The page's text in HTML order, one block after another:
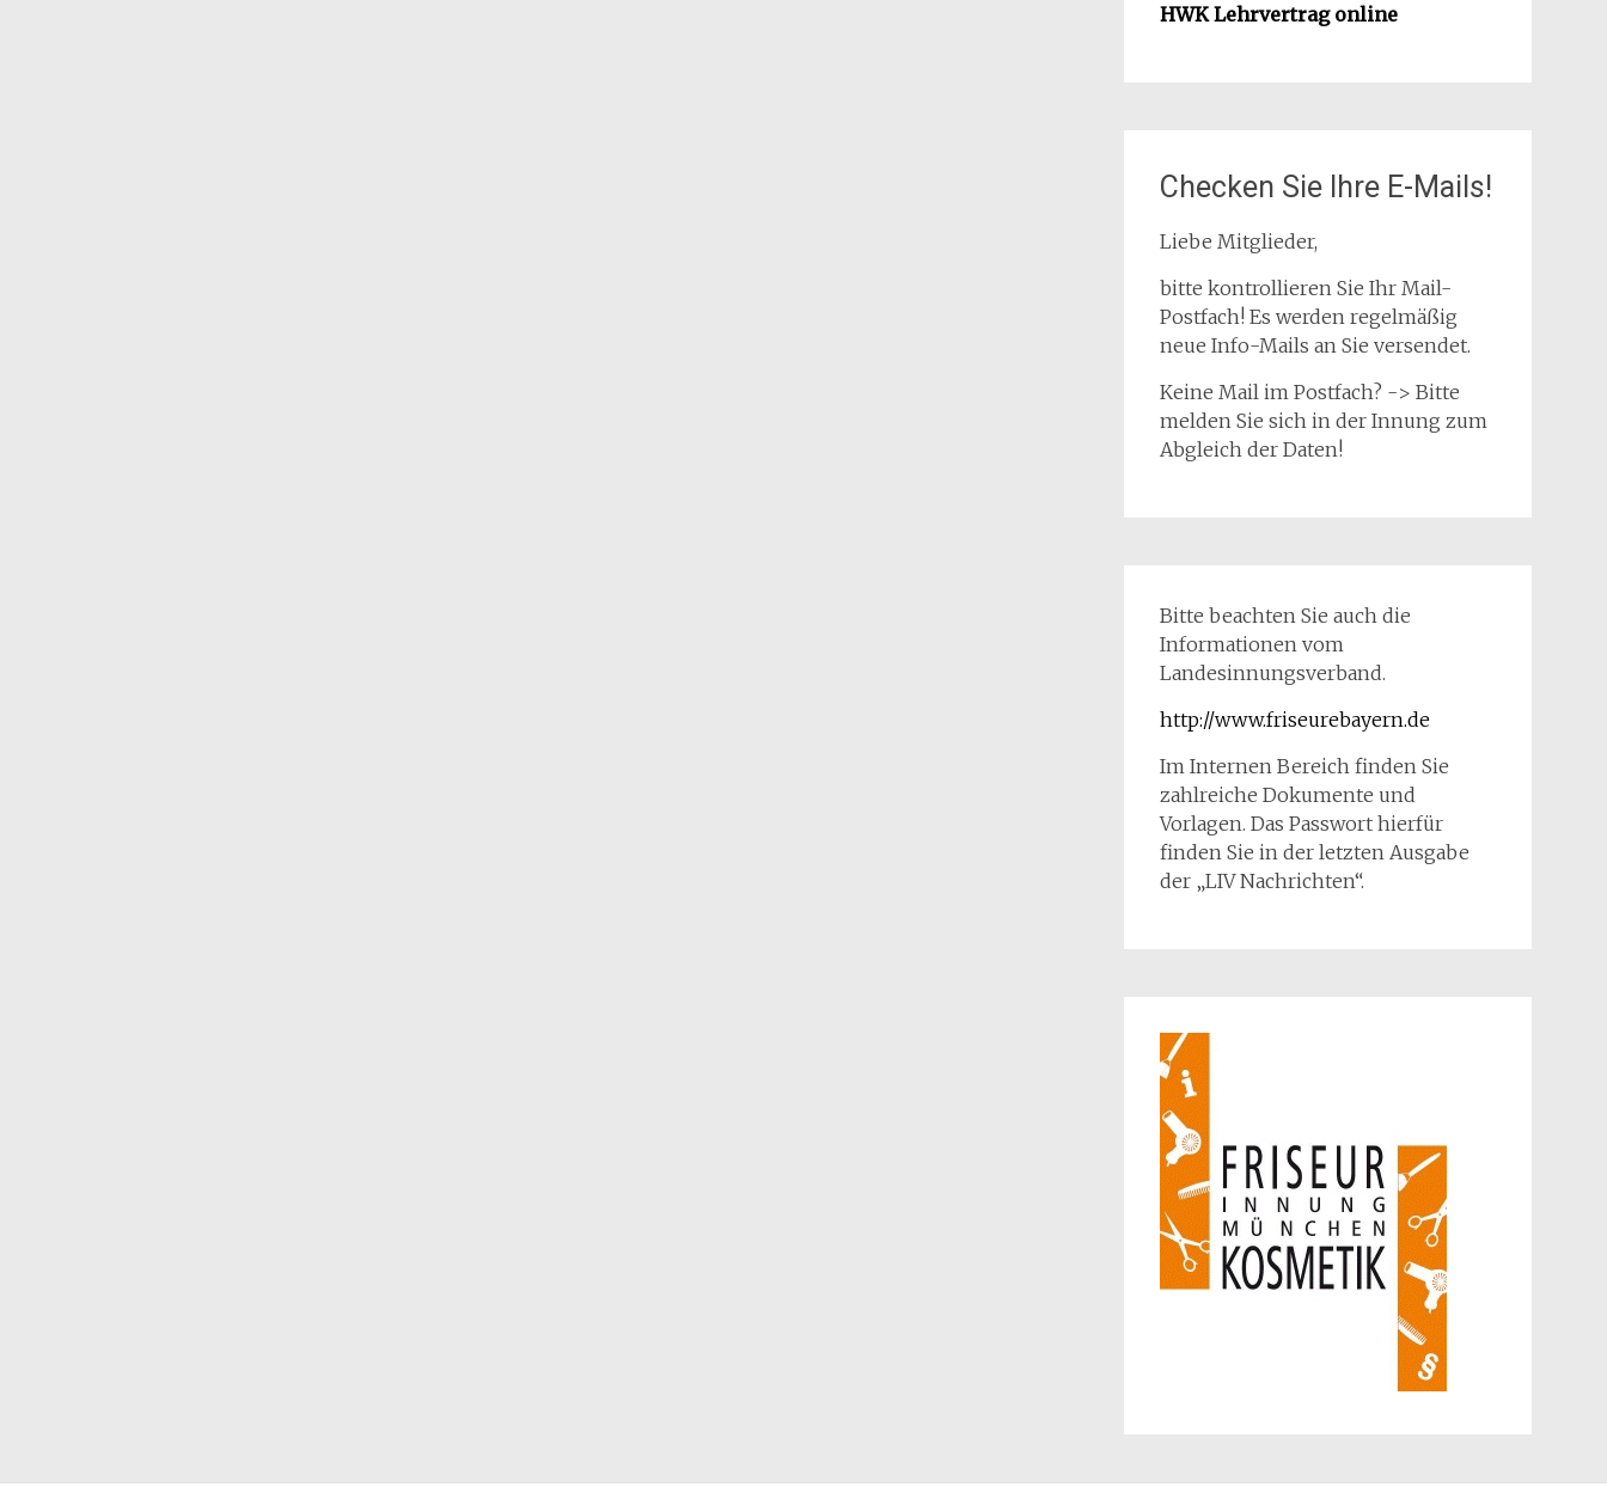
HWK Lehrvertrag online
Checken Sie Ihre E-Mails!
Liebe Mitglieder,
bitte kontrollieren Sie Ihr Mail-
Postfach! Es werden regelmäßig
neue Info-Mails an Sie versendet.
Keine Mail im Postfach? -> Bitte
melden Sie sich in der Innung zum
Abgleich der Daten!
Bitte beachten Sie auch die
Informationen vom
Landesinnungsverband.
http://www.friseurebayern.de
Im Internen Bereich finden Sie
zahlreiche Dokumente und
Vorlagen. Das Passwort hierfür
finden Sie in der letzten Ausgabe
der „LIV Nachrichten“.